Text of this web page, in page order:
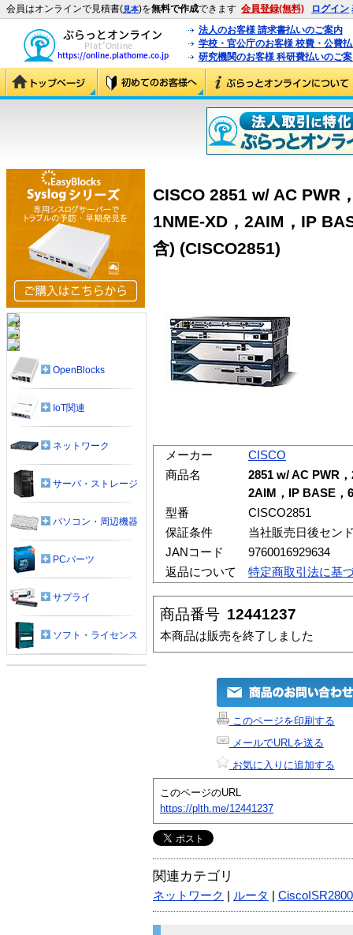
会員はオンラインで見積書(見本)を無料で作成できます 会員登録(無料) ログイン
法人のお客様 請求書払いのご案内
学校・官公庁のお客様 校費・公費
研究機関のお客様 科研費払いのご
CISCO 2851 w/ AC PWR
1NME-XD，2AIM，IP
含) (CISCO2851)
メーカー
CISCO
商品名
2851 w/ AC PWR
2AIM，IP BASE，
型番
CISCO2851
保証条件
当社販売日後セン
JANコード
9760016929634
返品について
特定商取引法に基
商品番号 12441237
本商品は販売を終了しました
このページを印刷する
メールでURLを送る
お気に入りに追加する
このページのURL
https://plth.me/12441237
関連カテゴリ
ネットワーク ルータ CiscoISR2800
OpenBlocks
IoT関連
ネットワーク
サーバ・ストレージ
パソコン・周辺機器
PCパーツ
サプライ
ソフト・ライセンス